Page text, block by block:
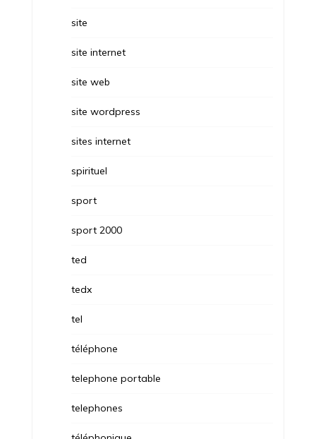
site
site internet
site web
site wordpress
sites internet
spirituel
sport
sport 2000
ted
tedx
tel
téléphone
telephone portable
telephones